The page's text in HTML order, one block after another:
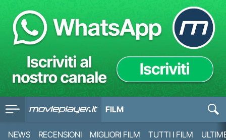
FILM
NEWS RECENSIONI MIGLIORI FILM TUTTI I FILM